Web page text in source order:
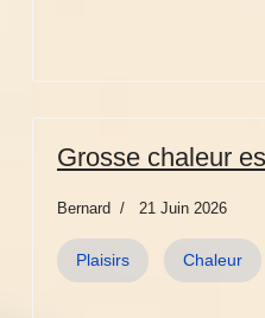
Grosse chaleur
Bernard 21 Juin 2026
Plaisirs Chaleur